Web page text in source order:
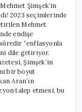
Düzenleme
İhtiyacı
Var!
için
Şimşek’in
2023 seçimlerinde
Mehmet
endişe
“enflasyonla
dile getiriyor.
Şimşek’in
bir boyut
Aran’ın
talep etmesi, bu